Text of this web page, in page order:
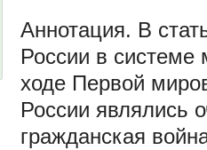
В
России в
ходе Первой
России являлись
гражданская